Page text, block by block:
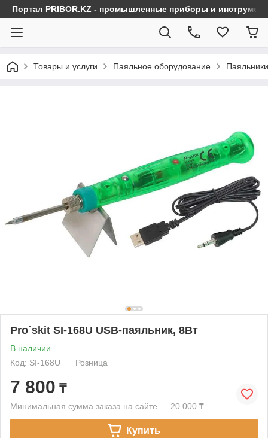
Портал PRIBOR.KZ - промышленные приборы и
Товары и услуги Паяльное оборудование
Pro`skit SI-168U USB-паяльник, 8Вт
В наличии
Код: SI-168U
Розница
7 800 ₸
Минимальная сумма заказа на сайте — 20 000 ₸
Купить